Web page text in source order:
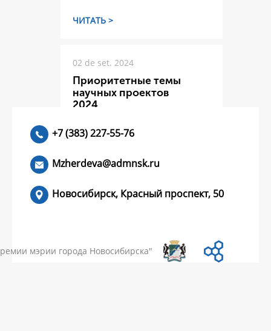
ЧИТАТЬ >
02 de set. 2024
Приоритетные темы
научных проектов
2024
ЧИТАТЬ >
+7 (383) 227-55-76
Mzherdeva@admnsk.ru
Новосибирск, Красный проспект, 50
мэрии города Новосибирска"